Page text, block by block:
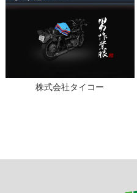
株式会社タイコー